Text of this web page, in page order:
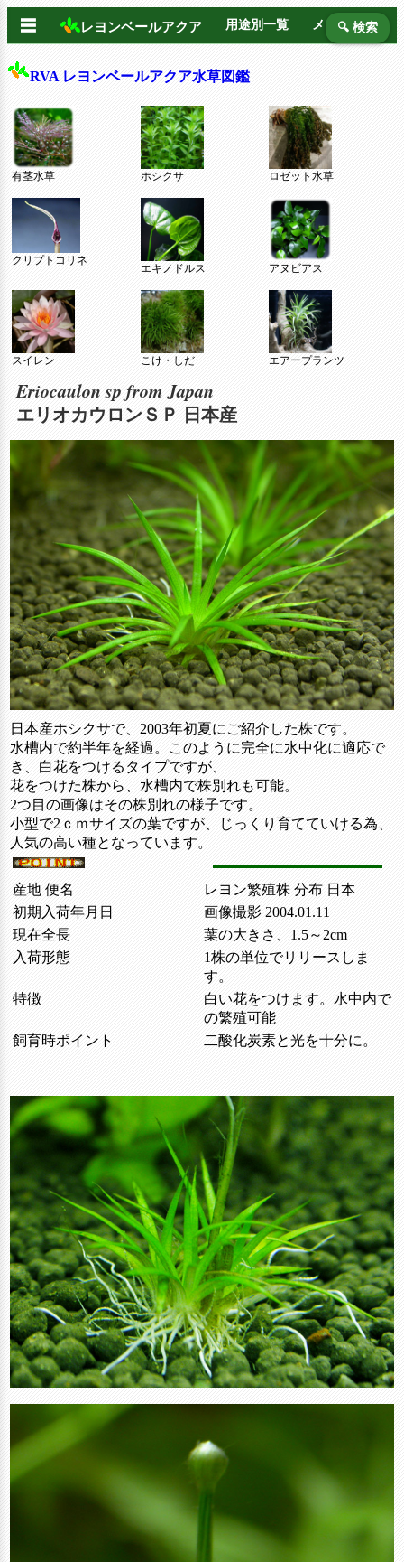
☰ レヨンベールアクア 用途別一覧 メーカー別
🔍 検索
RVA レヨンベールアクア水草図鑑
有茎水草 ホシクサ ロゼット水草
クリプトコリネ
エキノドルス アヌビアス
スイレン こけ・しだ エアープランツ
Eriocaulon sp from Japan
エリオカウロンＳＰ 日本産
日本産ホシクサで、2003年初夏にご紹介した株です。
水槽内で約半年を経過。このように完全に水中化に適応で
き、白花をつけるタイプですが、
花をつけた株から、水槽内で株別れも可能。
2つ目の画像はその株別れの様子です。
小型で2ｃｍサイズの葉ですが、じっくり育てていける為、
人気の高い種となっています。
産地 便名
レヨン繁殖株 分布 日本
初期入荷年月日
画像撮影 2004.01.11
現在全長
葉の大きさ、1.5～2cm
入荷形態
1株の単位でリリースしま
す。
特徴
白い花をつけます。水中内で
の繁殖可能
飼育時ポイント
二酸化炭素と光を十分に。